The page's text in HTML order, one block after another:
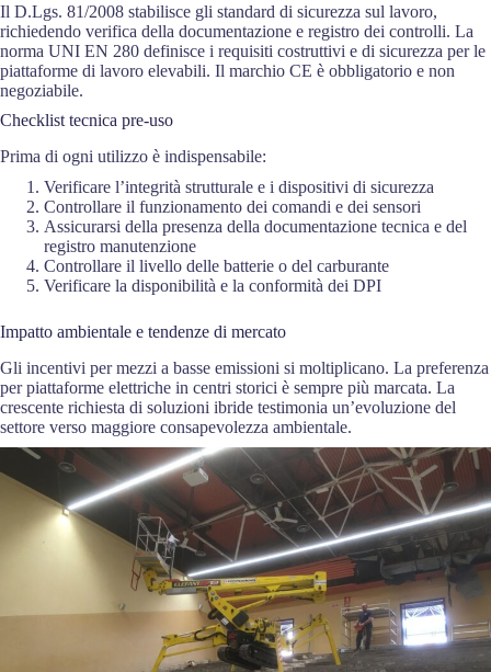
Il D.Lgs. 81/2008 stabilisce gli standard di sicurezza sul lavoro,
richiedendo verifica della documentazione e registro dei controlli. La
norma UNI EN 280 definisce i requisiti costruttivi e di sicurezza per le
piattaforme di lavoro elevabili. Il marchio CE è obbligatorio e non
negoziabile.
Checklist tecnica pre-uso
Prima di ogni utilizzo è indispensabile:
Verificare l’integrità strutturale e i dispositivi di sicurezza
Controllare il funzionamento dei comandi e dei sensori
Assicurarsi della presenza della documentazione tecnica e del
registro manutenzione
Controllare il livello delle batterie o del carburante
Verificare la disponibilità e la conformità dei DPI
Impatto ambientale e tendenze di mercato
Gli incentivi per mezzi a basse emissioni si moltiplicano. La preferenza
per piattaforme elettriche in centri storici è sempre più marcata. La
crescente richiesta di soluzioni ibride testimonia un’evoluzione del
settore verso maggiore consapevolezza ambientale.